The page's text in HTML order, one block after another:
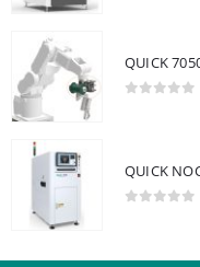
QUICK
QUICK